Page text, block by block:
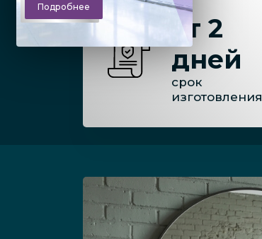
Подробнее
от 2
дней
срок
изготовления